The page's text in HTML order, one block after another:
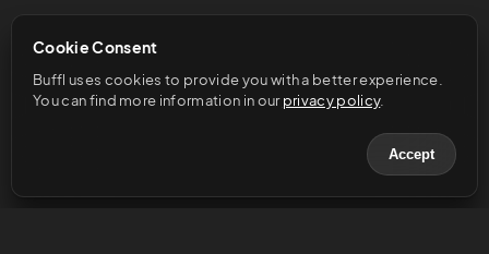
Cookie Consent
Buffl uses cookies to provide you with a better experience.
You can find more information in our privacy policy.
Accept